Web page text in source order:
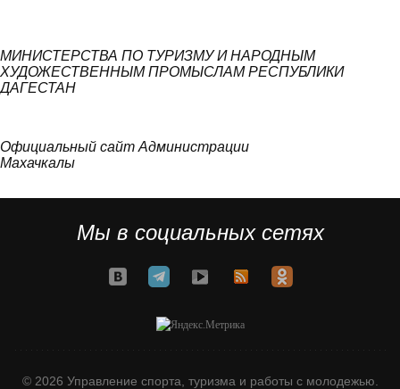
МИНИСТЕРСТВА ПО ТУРИЗМУ И НАРОДНЫМ
ХУДОЖЕСТВЕННЫМ ПРОМЫСЛАМ РЕСПУБЛИКИ
ДАГЕСТАН
Официальный сайт Администрации
Махачкалы
Мы в социальных сетях
© 2026 Управление спорта, туризма и работы с молодежью.